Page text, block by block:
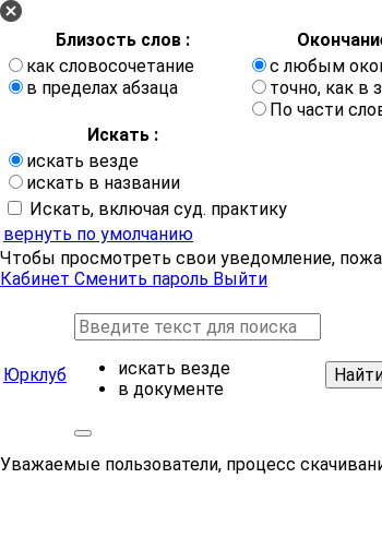
Близость слов :
как словосочетание
в пределах абзаца
с любым
точно, как в
По части
Искать :
искать везде
искать в названии
Искать, включая суд. практику
вернуть по умолчанию
Чтобы просмотреть свои уведомление,
Кабинет Сменить пароль Выйти
Юрклуб
искать везде
в документе
Уважаемые пользователи, процесс